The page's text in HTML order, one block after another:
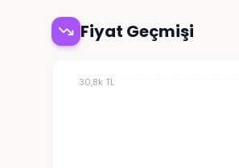
Fiyat Geçmişi
30,8k TL